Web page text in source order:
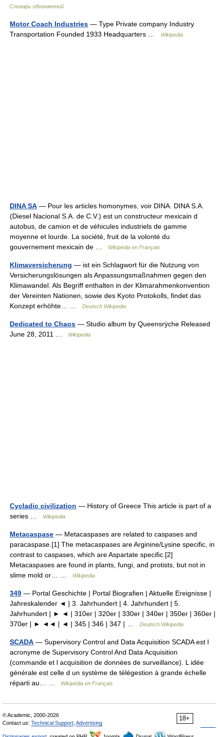
Словарь обозначений
Motor Coach Industries — Type Private company Industry
Transportation Founded 1933 Headquarters …
Wikipedia
DINA SA — Pour les articles homonymes, voir DINA. DINA S.A.
(Diesel Nacional S.A. de C.V.) est un constructeur mexicain d
autobus, de camion et de véhicules industriels de gamme
moyenne et lourde. La société, fruit de la volonté du
gouvernement mexicain de …
Wikipédia en Français
Klimaversicherung — ist ein Schlagwort für die Nutzung von
Versicherungslösungen als Anpassungsmaßnahmen gegen den
Klimawandel. Als Begriff enthalten in der Klimarahmenkonvention
der Vereinten Nationen, sowie des Kyoto Protokolls, findet das
Konzept erhöhte… …
Deutsch Wikipedia
Dedicated to Chaos — Studio album by Queensrÿche Released
June 28, 2011 …
Wikipedia
Cycladic civilization — History of Greece This article is part of a
series …
Wikipedia
Metacaspase — Metacaspases are related to caspases and
paracaspase.[1] The metacaspases are Arginine/Lysine specific, in
contrast to caspases, which are Aspartate specific.[2]
Metacaspases are found in plants, fungi, and protists, but not in
slime mold or… …
Wikipedia
349 — Portal Geschichte | Portal Biografien | Aktuelle Ereignisse |
Jahreskalender ◄ | 3. Jahrhundert | 4. Jahrhundert | 5.
Jahrhundert | ► ◄ | 310er | 320er | 330er | 340er | 350er | 360er |
370er | ► ◄◄ | ◄ | 345 | 346 | 347 | …
Deutsch Wikipedia
SCADA — Supervisory Control and Data Acquisition SCADA est l
acronyme de Supervisory Control And Data Acquisition
(commande et l acquisition de données de surveillance). L idée
générale est celle d un système de télégestion à grande échelle
réparti au… …
Wikipédia en Français
18+
© Academic, 2000-2026
Contact us: Technical Support Advertising